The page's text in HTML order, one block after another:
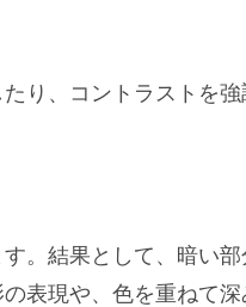
り、コントラストを
。結果として、暗い
表現や、色を重ねて